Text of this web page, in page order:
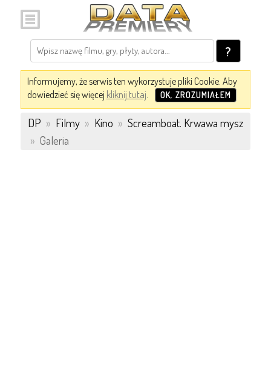
?
Informujemy, że serwis ten wykorzystuje pliki Cookie. Aby
dowiedzieć się więcej kliknij tutaj. OK, ZROZUMIAŁEM
DP » Filmy » Kino » Screamboat. Krwawa mysz
» Galeria